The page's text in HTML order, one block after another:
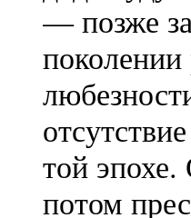
— позже
той
потом